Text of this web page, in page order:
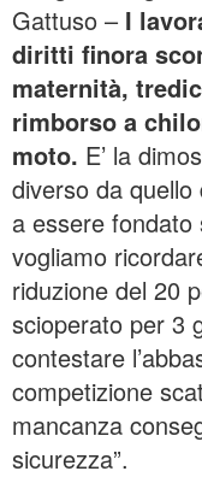
Gattuso – I
diritti finora
maternità,
rimborso a
moto. E’ la
diverso da
a essere
vogliamo
riduzione del 20
scioperato per 3
contestare
competizione
mancanza
sicurezza”.